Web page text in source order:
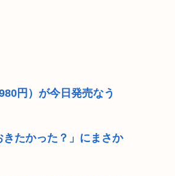
円）が今日発売なう
たかった？」にまさか